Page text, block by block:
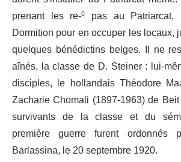
prenant les re-c pas au
Dormition pour en occuper les locaux,
quelques bénédictins belges. Il ne
aînés, la classe de D. Steiner : lui-
disciples, le hollandais Théodore
Zacharie Cho­mali (1897-1963) de
survivants de la classe et du
première guerre furent ordonnés
Barlassina, le 20 septembre 1920.